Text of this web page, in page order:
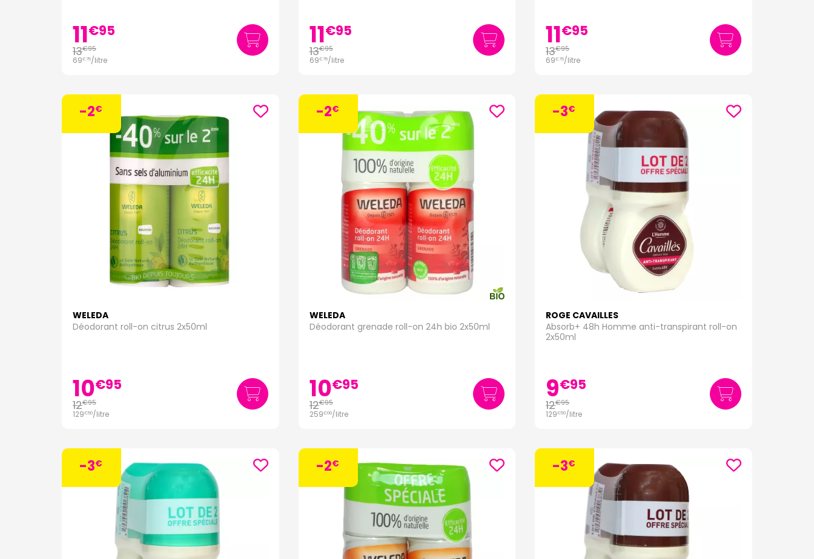
11€95
13€95
69€75/litre
11€95
13€95
69€75/litre
11€95
13€95
69€75/litre
-2€
WELEDA
Déodorant roll-on citrus 2x50ml
10€95
12€95
129€50/litre
-2€
WELEDA
Déodorant grenade roll-on 24h bio 2x50ml
10€95
12€95
259€00/litre
-3€
ROGE CAVAILLES
Absorb+ 48h Homme anti-transpirant roll-on
2x50ml
9€95
12€95
129€50/litre
-3€ -2€ -3€